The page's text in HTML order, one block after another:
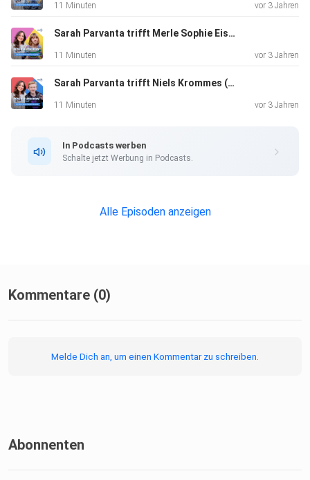
11 Minuten vor 3 Jahren
Sarah Parvanta trifft Merle Sophie Eismann (Rolle Annika Barry)
11 Minuten vor 3 Jahren
Sarah Parvanta trifft Niels Krommes (Rolle Sirius Pasulke)
11 Minuten vor 3 Jahren
In Podcasts werben
Schalte jetzt Werbung in Podcasts.
Alle Episoden anzeigen
Kommentare (0)
Melde Dich an, um einen Kommentar zu schreiben.
Abonnenten